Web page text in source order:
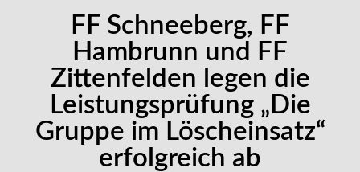
FF Schneeberg, FF
Hambrunn und FF
Zittenfelden legen die
Leistungsprüfung „Die
Gruppe im Löscheinsatz“
erfolgreich ab